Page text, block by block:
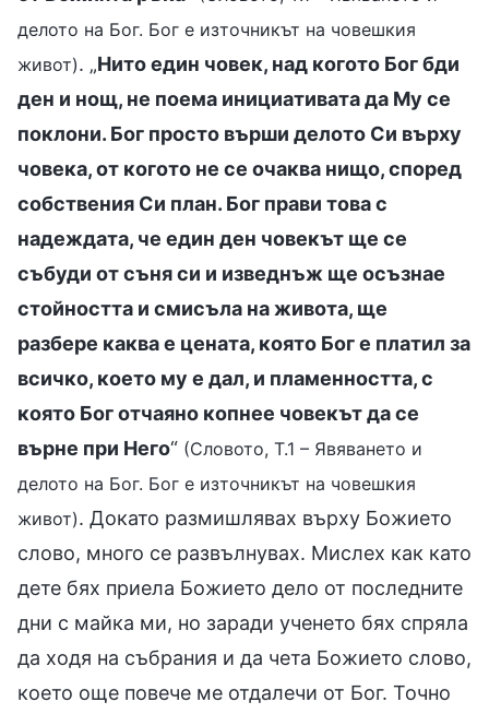
делото на Бог. Бог е източникът на човешкия
живот). „Нито един човек, над когото Бог бди
ден и нощ, не поема инициативата да Му се
поклони. Бог просто върши делото Си върху
човека, от когото не се очаква нищо, според
собствения Си план. Бог прави това с
надеждата, че един ден човекът ще се
събуди от съня си и изведнъж ще осъзнае
стойността и смисъла на живота, ще
разбере каква е цената, която Бог е платил за
всичко, което му е дал, и пламенността, с
която Бог отчаяно копнее човекът да се
върне при Него“ (Словото, Т.1 – Явяването и
делото на Бог. Бог е източникът на човешкия
живот). Докато размишлявах върху Божието
слово, много се развълнувах. Мислех как като
дете бях приела Божието дело от последните
дни с майка ми, но заради ученето бях спряла
да ходя на събрания и да чета Божието слово,
което още повече ме отдалечи от Бог. Точно